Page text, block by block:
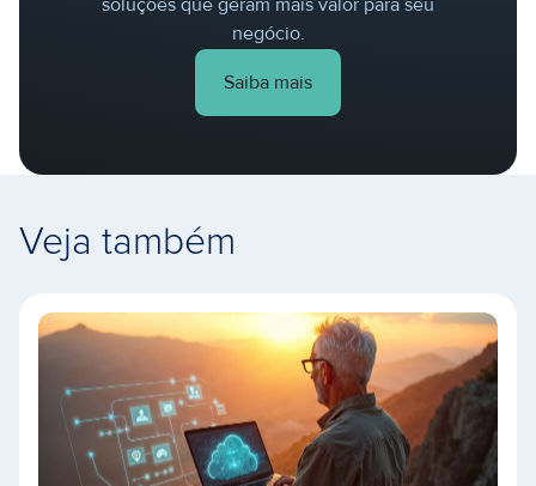
negócio.
Saiba mais
Veja também